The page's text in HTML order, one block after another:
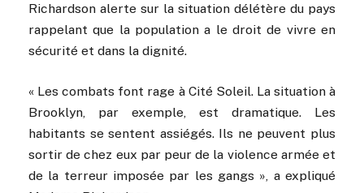
Richardson alerte sur la situation délétère du pays
rappelant que la population a le droit de vivre en
sécurité et dans la dignité.
« Les combats font rage à Cité Soleil. La situation à
Brooklyn, par exemple, est dramatique. Les
habitants se sentent assiégés. Ils ne peuvent plus
sortir de chez eux par peur de la violence armée et
de la terreur imposée par les gangs », a expliqué